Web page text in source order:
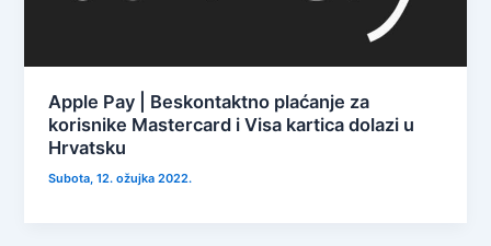
Apple Pay | Beskontaktno plaćanje za
korisnike Mastercard i Visa kartica dolazi u
Hrvatsku
Subota, 12. ožujka 2022.